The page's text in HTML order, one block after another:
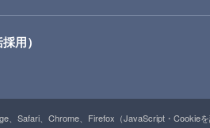
用）
、Safari、Chrome、Firefox（JavaScript・Cookie